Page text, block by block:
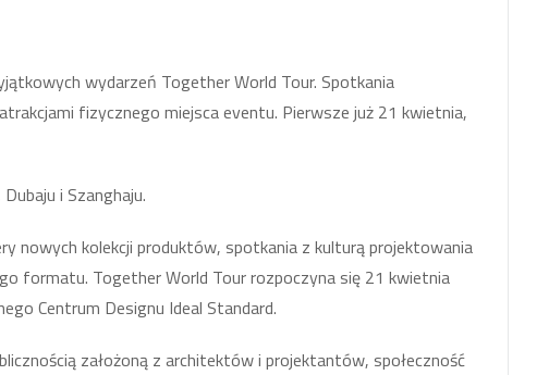
wydarzeń Together World Tour. Spotkania
fizycznego miejsca eventu. Pierwsze już 21 kwietnia,
i Szanghaju.
nowych kolekcji produktów, spotkania z kulturą projektowania
formatu. Together World Tour rozpoczyna się 21 kwietnia
Centrum Designu Ideal Standard.
założoną z architektów i projektantów, społeczność